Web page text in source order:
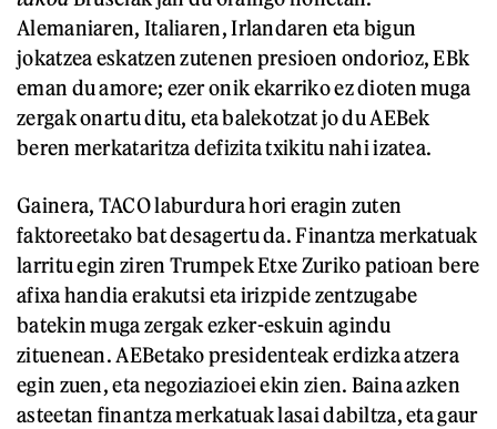
Alemaniaren, Italiaren, Irlandaren eta bigun
jokatzea eskatzen zutenen presioen ondorioz, EBk
eman du amore; ezer onik ekarriko ez dioten muga
zergak onartu ditu, eta balekotzat jo du AEBek
beren merkataritza defizita txikitu nahi izatea.
Gainera, TACO laburdura hori eragin zuten
faktoreetako bat desagertu da. Finantza merkatuak
larritu egin ziren Trumpek Etxe Zuriko patioan bere
afixa handia erakutsi eta irizpide zentzugabe
batekin muga zergak ezker-eskuin agindu
zituenean. AEBetako presidenteak erdizka atzera
egin zuen, eta negoziazioei ekin zien. Baina azken
asteetan finantza merkatuak lasai dabiltza, eta gaur